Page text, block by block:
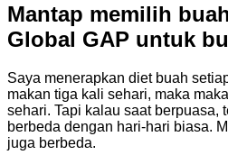
Mantap memilih
Global GAP untuk
Saya menerapkan diet buah
makan tiga kali sehari, maka
sehari. Tapi kalau saat berpuasa,
berbeda dengan hari-hari biasa.
juga berbeda.